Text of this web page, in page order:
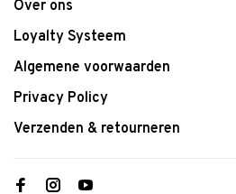
Over ons
Loyalty Systeem
Algemene voorwaarden
Privacy Policy
Verzenden & retourneren